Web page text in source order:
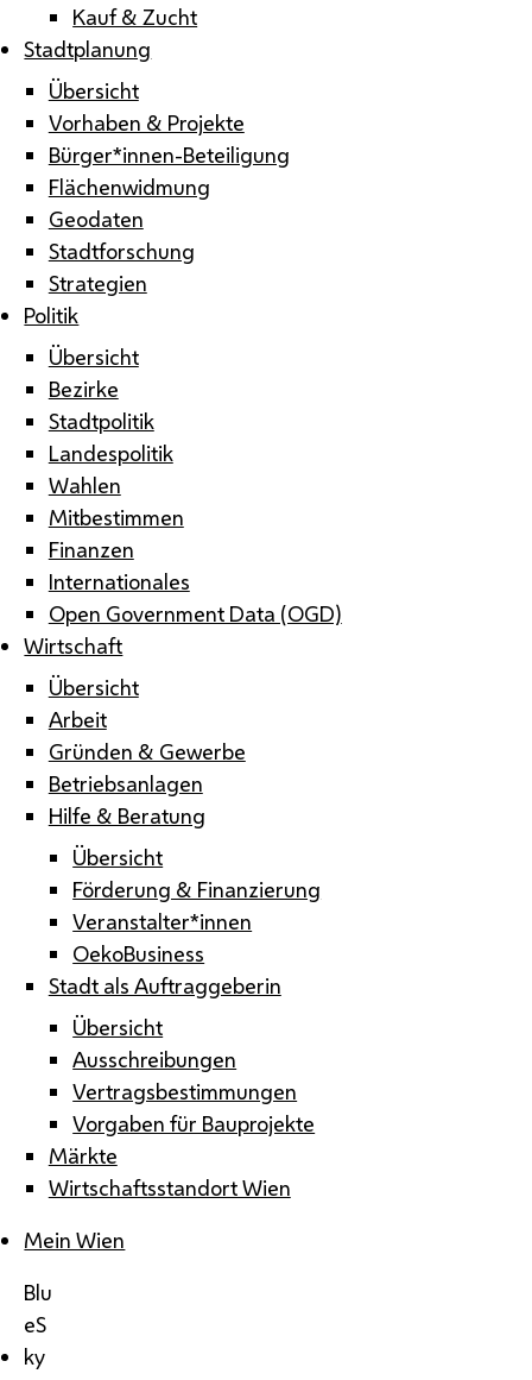
Kauf & Zucht
Stadtplanung
Übersicht
Vorhaben & Projekte
Bürger*innen-Beteiligung
Flächenwidmung
Geodaten
Stadtforschung
Strategien
Politik
Übersicht
Bezirke
Stadtpolitik
Landespolitik
Wahlen
Mitbestimmen
Finanzen
Internationales
Open Government Data (OGD)
Wirtschaft
Übersicht
Arbeit
Gründen & Gewerbe
Betriebsanlagen
Hilfe & Beratung
Übersicht
Förderung & Finanzierung
Veranstalter*innen
OekoBusiness
Stadt als Auftraggeberin
Übersicht
Ausschreibungen
Vertragsbestimmungen
Vorgaben für Bauprojekte
Märkte
Wirtschaftsstandort Wien
Mein Wien
Blu
eS
ky